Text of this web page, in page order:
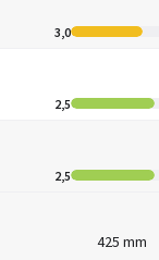
3,0
2,5
2,5
425 mm